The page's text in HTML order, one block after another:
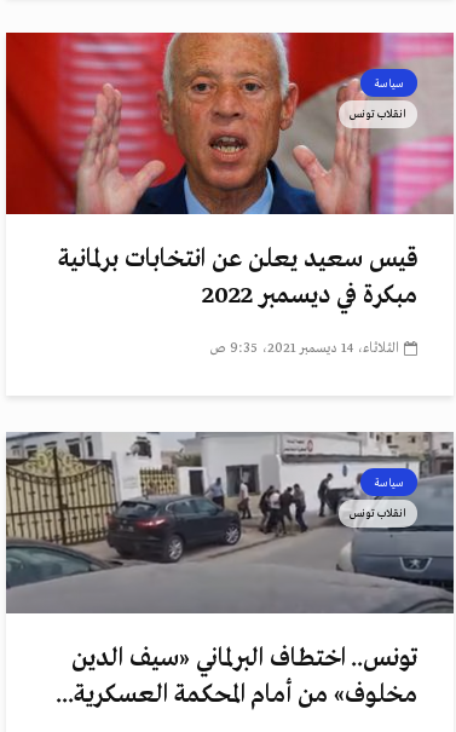
سياسة
انقلاب تونس
قيس سعيد يعلن عن انتخابات برلمانية
مبكرة في ديسمبر 2022
الثلاثاء، 14 ديسمبر 2021، 9:35 ص
سياسة
انقلاب تونس
تونس.. اختطاف البرلماني «سيف الدين
مخلوف» من أمام المحكمة العسكرية...